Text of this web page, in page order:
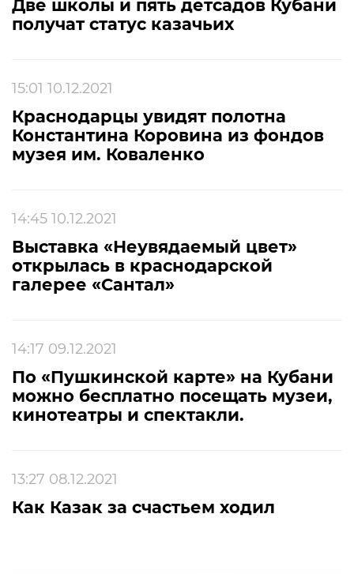
Две школы и пять детсадов Кубани
получат статус казачьих
15:01 10.12.2021
Краснодарцы увидят полотна
Константина Коровина из фондов
музея им. Коваленко
14:45 10.12.2021
Выставка «Неувядаемый цвет»
открылась в краснодарской
галерее «Сантал»
14:17 09.12.2021
По «Пушкинской карте» на Кубани
можно бесплатно посещать музеи,
кинотеатры и спектакли.
13:27 08.12.2021
Как Казак за счастьем ходил